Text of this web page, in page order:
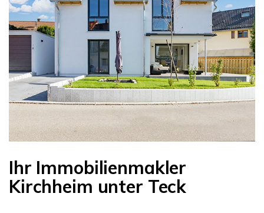
Ihr Immobilienmakler
Kirchheim unter Teck